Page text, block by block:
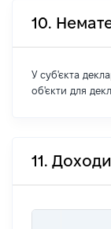
10.
У суб'єкта
об'єкти для
11.